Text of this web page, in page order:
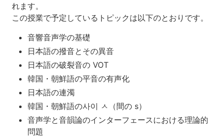
れます。
この授業で予定しているトピックは以下のとおりです。
音響音声学の基礎
日本語の撥音とその異音
日本語の破裂音の VOT
韓国・朝鮮語の平音の有声化
日本語の連濁
韓国・朝鮮語の사이 ㅅ（間の s）
音声学と音韻論のインターフェースにおける理論的
問題